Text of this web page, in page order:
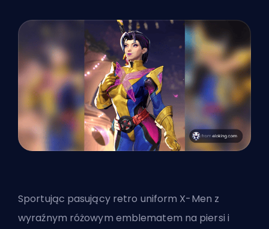
Sportując pasujący retro uniform X-Men z
wyraźnym różowym emblematem na piersi i